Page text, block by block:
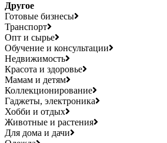
Другое
Готовые бизнесы
Транспорт
Опт и сырье
Обучение и консультации
Недвижимость
Красота и здоровье
Мамам и детям
Коллекционирование
Гаджеты, электроника
Хобби и отдых
Животные и растения
Для дома и дачи